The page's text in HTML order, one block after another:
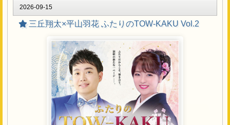
をよろしくお願いいたします。
イベント中、スタッフがお客様の身体や荷物などに触れて
誘導する場合もございます。予めご容赦ください。
当日の事故・混乱防止のため、イベントでは様々な制限を
設けさせていただく場合がございますので、その際はご了
承ください。
天候やトラブル・アーティストの都合・その他事由によ
り、やむをえずイベントが延期・中止・内容が変更となる
だきますと、イベント終了後に行われます特典会にご参加
いただけます。
2026年9月9日 発売
三丘翔太「そろそろお酒の時間です。」
シングルCD：TECA-26040 / 定価：¥1,700（税抜価格 ¥1,5
特典会 内容
2026-09-15
三丘翔太×平山羽花 ふたりのTOW-KAKU Vol.2